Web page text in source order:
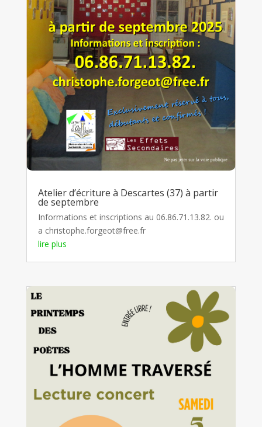
Atelier d’écriture à Descartes (37) à partir
de septembre
Informations et inscriptions au 06.86.71.13.82. ou
a christophe.forgeot@free.fr
lire plus